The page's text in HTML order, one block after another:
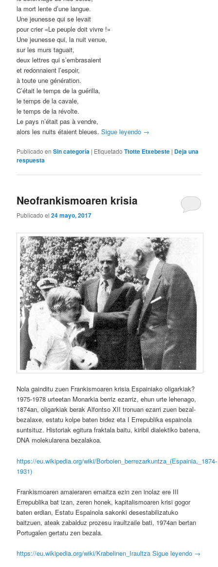
la mort lente d’une langue.
Une jeunesse qui se levait
pour crier «Le peuple doit vivre !»
Une jeunesse qui, la nuit venue,
sur les murs taguait,
deux lettres qui s’embrasaient
et redonnaient l’espoir,
à toute une génération.
C’était le temps de la guérilla,
le temps de la cavale,
le temps de la révolte.
Le pays n’était pas à vendre,
alors les nuits étaient bleues.Sigue leyendo →
Publicado en Sin categoría | Etiquetado Ttotte Etxebeste | Deja una
respuesta
Neofrankismoaren krisia
Publicado el24 mayo, 2017
Nola gainditu zuen Frankismoaren krisia Espainiako oligarkiak?
1975-1978 urteetan Monarkia berriz ezarriz, ehun urte lehenago,
1874an, oligarkiak berak Alfontso XII tronuan ezarri zuen bezal-
bezalaxe, estatu kolpe baten bidez eta I Errepublika espainola
suntsituz. Historiak egitura fraktala baitu, kiribil dialektiko batena,
DNA molekularena bezalakoa.
https://eu.wikipedia.org/wiki/Borboien_berrezarkuntza_(Espainia,_1874-
1931)
Frankismoaren amaieraren emaitza ezin zen inolaz ere III
Errepublika bat izan, zeren honek, kapitalismoaren krisi gogor
baten erdian, Estatu Espainola sakonki desestabilizatuko
baitzuen, ateak zabalduz prozesu iraultzaile bati, 1974an bertan
Portugalen gertatu zen bezala.
https://eu.wikipedia.org/wiki/Krabelinen_IraultzaSigue leyendo →